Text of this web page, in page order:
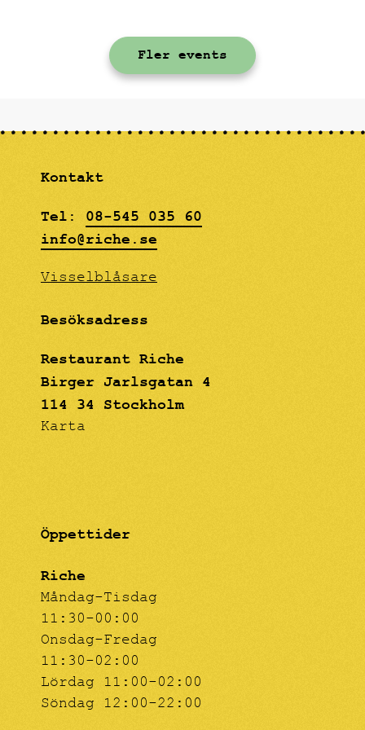
gräddstekta kantareller
på toast, svenska
signalkräftor med
klassiska tillbehör och
Fler events
Öppettider
Riche
Måndag-Tisdag
11:30-00:00
Onsdag-Fredag
11:30-02:00
Lördag 11:00-02:00
Söndag 12:00-22:00
Kontakt
Tel: 08-545 035 60
info@riche.se
Visselblåsare
Besöksadress
Restaurant Riche
Birger Jarlsgatan 4
114 34 Stockholm
Karta